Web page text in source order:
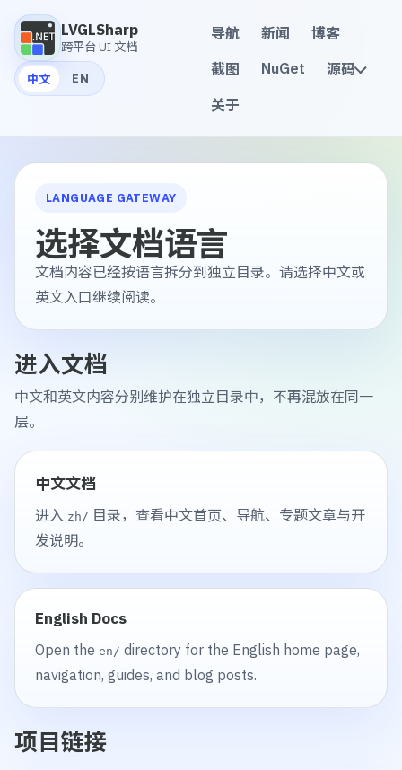
LVGLSharp
跨平台 UI 文档
中文 EN
导航 新闻
博客
截图
NuGet
源码
关于
LANGUAGE GATEWAY
选择文档语言
文档内容已经按语言拆分到独立目录。请选择中文或
英文入口继续阅读。
进入文档
中文和英文内容分别维护在独立目录中，不再混放在同一
层。
中文文档
进入 zh/ 目录，查看中文首页、导航、专题文章与开
发说明。
English Docs
Open the en/ directory for the English home page,
navigation, guides, and blog posts.
项目链接